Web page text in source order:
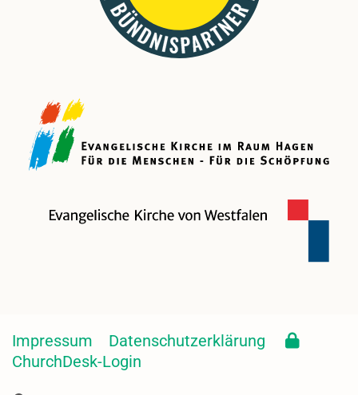
Impressum
Datenschutzerklärung
ChurchDesk-Login